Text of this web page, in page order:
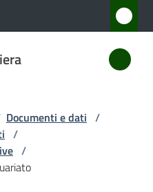
Documenti e dati /
/
/